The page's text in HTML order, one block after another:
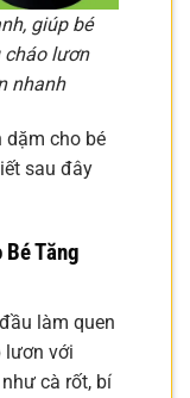
giúp bé
cháo lươn
nhanh
dặm cho bé
sau đây
Bé Tăng
làm quen
lươn với
cà rốt, bí